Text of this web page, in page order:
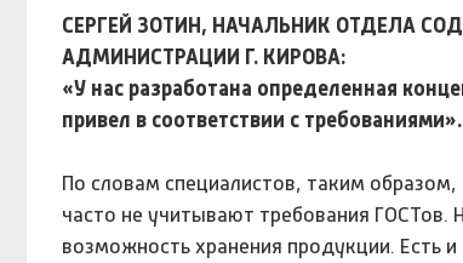
СЕРГЕЙ ЗОТИН, НАЧАЛЬНИК ОТДЕЛА
АДМИНИСТРАЦИИ Г. КИРОВА:
«У нас разработана определенная
привел в соответствии с требованиями».
По словам специалистов, таким
часто не учитывают требования
возможность хранения продукции. Есть